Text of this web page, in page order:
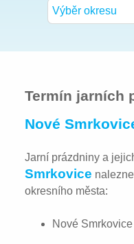
Výběr okresu
Termín jarních
Nové
Jarní prázdniny a
Smrkovice
okresního města:
Nové